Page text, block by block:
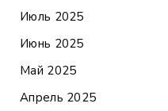
Июль 2025
Июнь 2025
Май 2025
Апрель 2025